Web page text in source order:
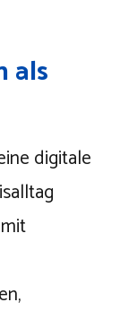
als
digitale